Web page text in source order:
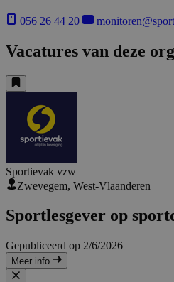
056 26 44 20
Vacatures van deze
Sportievak vzw
Zwevegem, West-Vlaanderen
Sportlesgever op
Gepubliceerd op 2/6/2026
Meer info